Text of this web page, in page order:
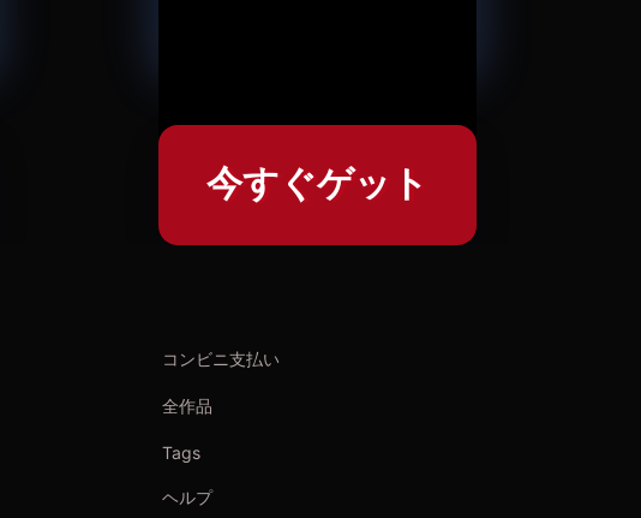
今すぐゲット
コンビニ支払い
全作品
Tags
ヘルプ